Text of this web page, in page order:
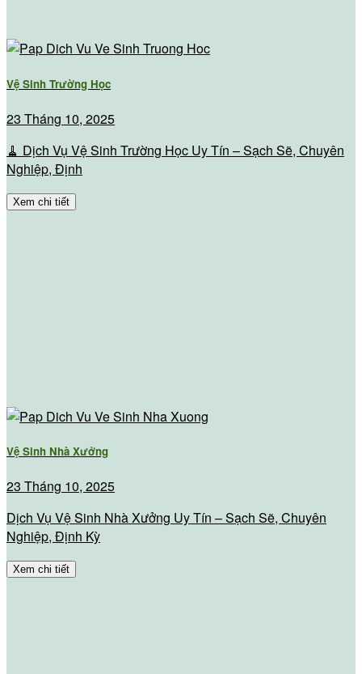
Vệ Sinh Trường Học
23 Tháng 10, 2025
🧹 Dịch Vụ Vệ Sinh Trường Học Uy Tín – Sạch Sẽ, Chuyên
Nghiệp, Định
Xem chi tiết
Vệ Sinh Nhà Xưởng
23 Tháng 10, 2025
Dịch Vụ Vệ Sinh Nhà Xưởng Uy Tín – Sạch Sẽ, Chuyên
Nghiệp, Định Kỳ
Xem chi tiết